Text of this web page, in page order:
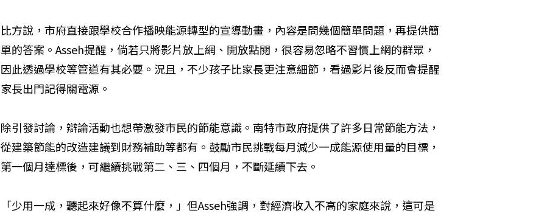
比方說，市府直接跟學校合作播映能源轉型的宣導動畫，內容是問幾個簡單問題，再提供簡
單的答案。Asseh提醒，倘若只將影片放上網、開放點閱，很容易忽略不習慣上網的群眾，
因此透過學校等管道有其必要。況且，不少孩子比家長更注意細節，看過影片後反而會提醒
家長出門記得關電源。
除引發討論，辯論活動也想帶激發市民的節能意識。南特市政府提供了許多日常節能方法，
從建築節能的改造建議到財務補助等都有。鼓勵市民挑戰每月減少一成能源使用量的目標，
第一個月達標後，可繼續挑戰第二、三、四個月，不斷延續下去。
「少用一成，聽起來好像不算什麼，」但Asseh強調，對經濟收入不高的家庭來說，這可是